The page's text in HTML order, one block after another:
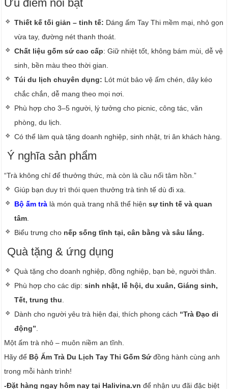
Ưu điểm nổi bật
Thiết kế tối giản – tinh tế: Dáng ấm Tay Thi mềm mại, nhỏ gọn
vừa tay, đường nét thanh thoát.
Chất liệu gốm sứ cao cấp: Giữ nhiệt tốt, không bám mùi, dễ vệ
sinh, bền màu theo thời gian.
Túi du lịch chuyên dụng: Lót mút bảo vệ ấm chén, dây kéo
chắc chắn, dễ mang theo mọi nơi.
Phù hợp cho 3–5 người, lý tưởng cho picnic, công tác, văn
phòng, du lịch.
Có thể làm quà tặng doanh nghiệp, sinh nhật, tri ân khách hàng.
Ý nghĩa sản phẩm
“Trà không chỉ để thưởng thức, mà còn là cầu nối tâm hồn.”
Giúp bạn duy trì thói quen thưởng trà tinh tế dù đi xa.
Bộ ấm trà là món quà trang nhã thể hiệnsự tinh tế và quan
tâm
Biểu trưng cho nếp sống tĩnh tại, cân bằng và sâu lắng.
Quà tặng & ứng dụng
Quà tặng cho doanh nghiệp, đồng nghiệp, bạn bè, người thân.
Phù hợp cho các dịp:sinh nhật, lễ hội, du xuân, Giáng sinh,
Tết, trung thu
Dành cho người yêu trà hiện đại, thích phong cách “Trà Đạo di
động”
Một ấm trà nhỏ – muôn niềm an tĩnh.
Hãy để Bộ Ấm Trà Du Lịch Tay Thi Gốm Sứđồng hành cùng anh
trong mỗi hành trình!
-Đặt hàng ngay hôm nay tại Halivina.vn để nhận ưu đãi đặc biệt